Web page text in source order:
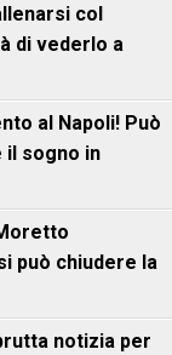
col
di vederlo a
al Napoli! Può
il sogno in
può chiudere la
notizia per